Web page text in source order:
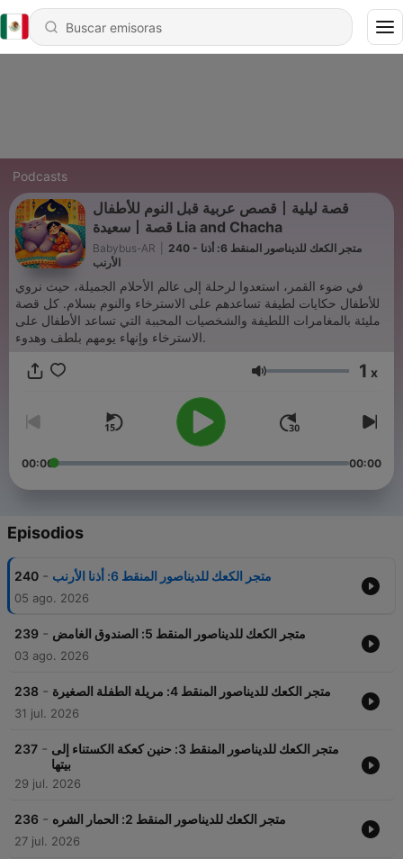
Podcasts
قصص عربية قبل النوم للأطفال丨قصة ليلية
سعيدة丨قصة Lia and Chacha
Babybus-AR
240 - متجر الكعك للديناصور المنقط 6: أذنا
الأرنب
في ضوء القمر، استعدوا لرحلة إلى عالم الأحلام الجميلة، حيث نروي
للأطفال حكايات لطيفة تساعدهم على الاسترخاء والنوم بسلام. كل قصة
مليئة بالمغامرات اللطيفة والشخصيات المحببة التي تساعد الأطفال على
الاسترخاء وإنهاء يومهم بلطف وهدوء.
Volumen 1 x
00:00 00:00
Episodios
240 - متجر الكعك للديناصور المنقط 6: أذنا الأرنب
05 ago. 2026
239 - متجر الكعك للديناصور المنقط 5: الصندوق الغامض
03 ago. 2026
238 - متجر الكعك للديناصور المنقط 4: مريلة الطفلة الصغيرة
31 jul. 2026
237 - متجر الكعك للديناصور المنقط 3: حنين كعكة الكستناء إلى
بيتها
29 jul. 2026
236 - متجر الكعك للديناصور المنقط 2: الحمار الشره
27 jul. 2026